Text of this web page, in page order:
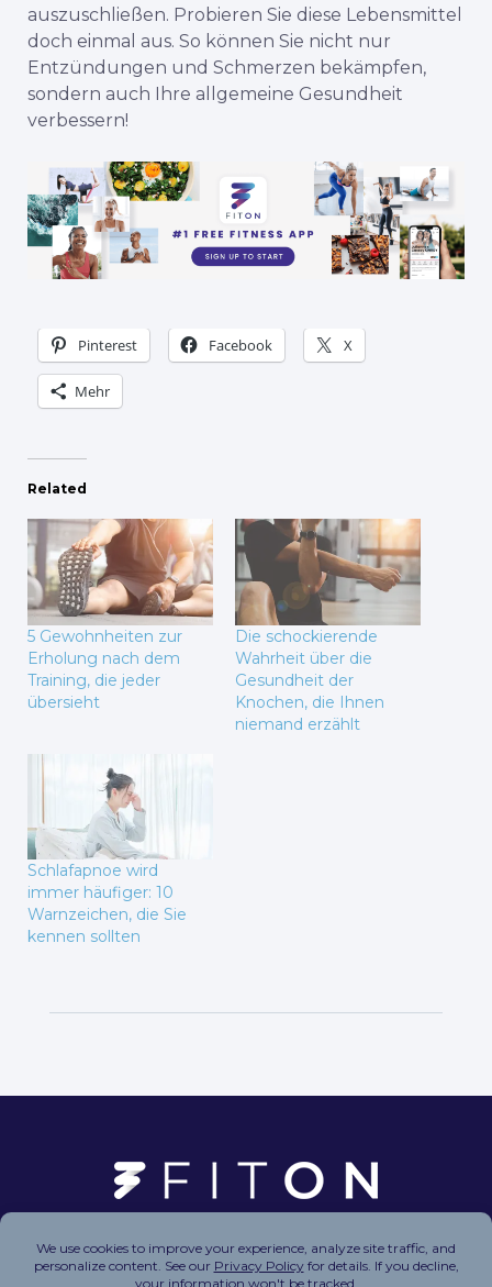
auszuschließen. Probieren Sie diese Lebensmittel
doch einmal aus. So können Sie nicht nur
Entzündungen und Schmerzen bekämpfen,
sondern auch Ihre allgemeine Gesundheit
verbessern!
Pinterest Facebook X
Mehr
Related
5 Gewohnheiten zur
Erholung nach dem
Training, die jeder
übersieht
Die schockierende
Wahrheit über die
Gesundheit der
Knochen, die Ihnen
niemand erzählt
Schlafapnoe wird
immer häufiger: 10
Warnzeichen, die Sie
kennen sollten